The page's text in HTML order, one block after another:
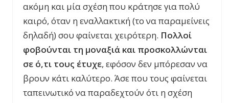
ακόμη και μία σχέση που κράτησε για πολύ
καιρό, όταν η εναλλακτική (το να παραμείνεις
δηλαδή) σου φαίνεται χειρότερη. Πολλοί
φοβούνται τη μοναξιά και προσκολλώνται
σε ό,τι τους έτυχε, εφόσον δεν μπόρεσαν να
βρουν κάτι καλύτερο. Άσε που τους φαίνεται
ταπεινωτικό να παραδεχτούν ότι η σχέση